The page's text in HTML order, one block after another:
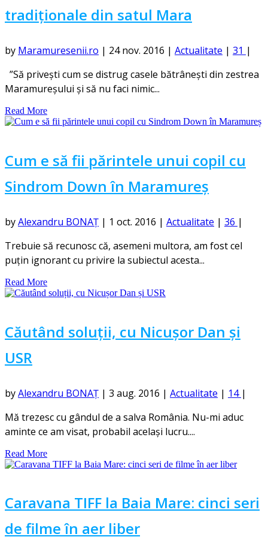
tradiționale din satul Mara
by Maramuresenii.ro | 24 nov. 2016 | Actualitate | 31 |
”Să privești cum se distrug casele bătrânești din zestrea
Maramureșului și să nu faci nimic...
Read More
Cum e să fii părintele unui copil cu
Sindrom Down în Maramureș
byAlexandru BONAȚ | 1 oct. 2016 | Actualitate | 36 |
Trebuie să recunosc că, asemeni multora, am fost cel
puțin ignorant cu privire la subiectul acesta...
Read More
Căutând soluții, cu Nicușor Dan și
USR
byAlexandru BONAȚ | 3 aug. 2016 | Actualitate | 14 |
Mă trezesc cu gândul de a salva România. Nu-mi aduc
aminte ce am visat, probabil același lucru....
Read More
Caravana TIFF la Baia Mare: cinci seri
de filme în aer liber